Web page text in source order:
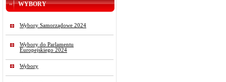
WYBORY
Wybory Samorządowe 2024
Wybory do Parlamentu
Europejskiego 2024
Wybory